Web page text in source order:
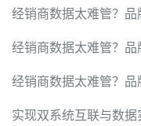
实现双系统互联与数据